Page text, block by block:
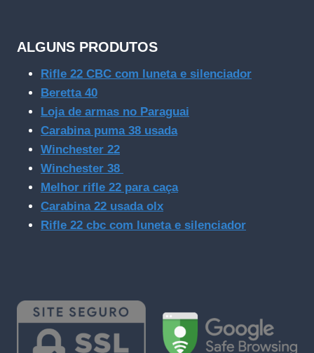
ALGUNS PRODUTOS
Rifle 22 CBC com luneta e silenciador
Beretta 40
Loja de armas no Paraguai
Carabina puma 38 usada
Winchester 22
Winchester 38
Melhor rifle 22 para caça
Carabina 22 usada olx
Rifle 22 cbc com luneta e silenciador